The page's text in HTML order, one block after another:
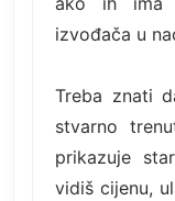
izvođača u
Treba znati
stvarno
prikazuje
vidiš cijenu,